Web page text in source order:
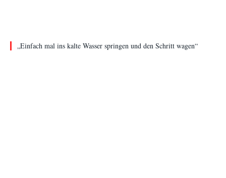
„Einfach mal ins kalte Wasser springen und den Schritt wagen“